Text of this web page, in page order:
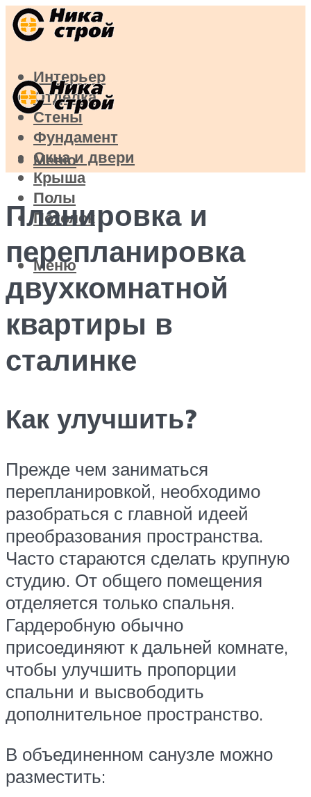
Интерьер
Отделка
Стены
Фундамент
Окна и двери
Крыша
Полы
Потолок
Меню
Меню
Планировка и
перепланировка
двухкомнатной
квартиры в
сталинке
Как улучшить?
Прежде чем заниматься
перепланировкой, необходимо
разобраться с главной идеей
преобразования пространства.
Часто стараются сделать крупную
студию. От общего помещения
отделяется только спальня.
Гардеробную обычно
присоединяют к дальней комнате,
чтобы улучшить пропорции
спальни и высвободить
дополнительное пространство.
В объединенном санузле можно
разместить: